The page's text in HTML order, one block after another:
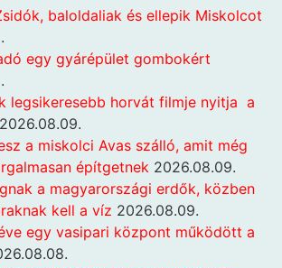
baloldaliak és ellepik Miskolcot
egy gyárépület gombokért
legsikeresebb horvát filmje nyitja a
2026.08.09.
a miskolci Avas szálló, amit még
építgetnek 2026.08.09.
a magyarországi erdők, közben
kell a víz 2026.08.09.
egy vasipari központ működött a